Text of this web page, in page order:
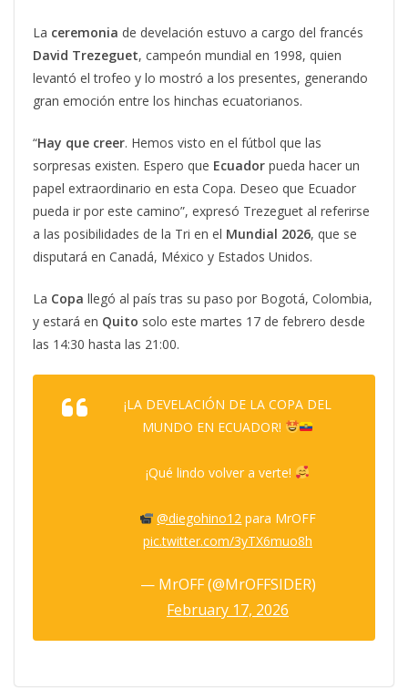
La ceremonia de develación estuvo a cargo del francés
David Trezeguet, campeón mundial en 1998, quien
levantó el trofeo y lo mostró a los presentes, generando
gran emoción entre los hinchas ecuatorianos.
“Hay que creer. Hemos visto en el fútbol que las
sorpresas existen. Espero que Ecuador pueda hacer un
papel extraordinario en esta Copa. Deseo que Ecuador
pueda ir por este camino”, expresó Trezeguet al referirse
a las posibilidades de la Tri en el Mundial 2026, que se
disputará en Canadá, México y Estados Unidos.
La Copa llegó al país tras su paso por Bogotá, Colombia,
y estará en Quito solo este martes 17 de febrero desde
las 14:30 hasta las 21:00.
¡LA DEVELACIÓN DE LA COPA DEL
MUNDO EN ECUADOR!
¡Qué lindo volver a verte!
@diegohino12 para MrOFF
pic.twitter.com/3yTX6muo8h
— MrOFF (@MrOFFSIDER)
February 17, 2026